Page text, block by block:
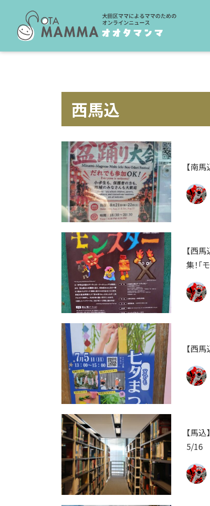
西馬込
【南
【西
集！「
【馬
5/16